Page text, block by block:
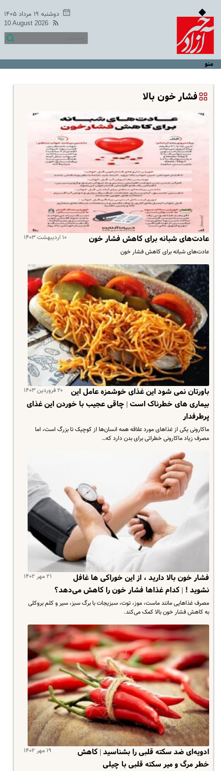
دوشنبه ۱۹ مرداد ۱۴۰۵
10 August 2026
منو
فشار خون بالا
۱۰ اردیبهشت ۱۴۰۳ عادت‌های شبانه برای کاهش فشار خون
عادت‌های شبانه برای کاهش فشار خون
۲۰ فروردین ۱۴۰۳
باورتان نمی شود این غذای خوشمزه عامل این
بیماری های خطرناک است | چاقی عجیب با خوردن این غذای
پرطرفدار
ماکارونی یکی از غذاهای مورد علاقه همه انسان‌ها از کوچیک تا بزرگ است، اما
مصرف زیاد ماکارونی خطراتی برای بدن دارد که…
۲۱ مهر ۱۴۰۲
فشار خون بالا دارید ، از این خوراکی ها غافل
نشوید ! | کدام غذاها فشار خون را کاهش می‌دهد؟
مصرف غذاهایی مانند ماست، موز، توت، سبزیجات با برگ سبز، سیر و کلم بروکلی
به کاهش فشار خون بالا کمک می‌کند.
۱۹ مهر ۱۴۰۲
ادویه‌ای ضد سکته قلبی را بشناسید | کاهش
خطر مرگ و میر سکته قلبی با چیلی